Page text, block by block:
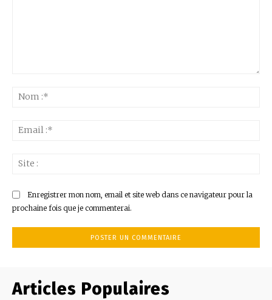
Enregistrer mon nom, email et site web dans ce navigateur pour la
prochaine fois que je commenterai.
Articles Populaires